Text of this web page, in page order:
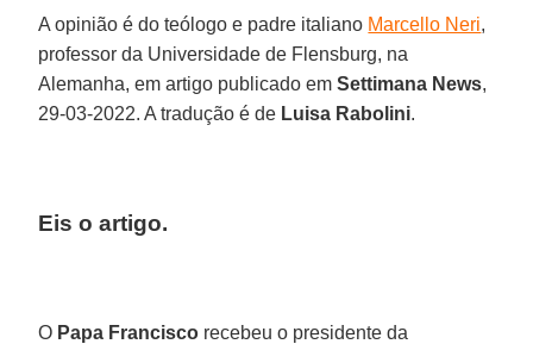
A opinião é do teólogo e padre italiano Marcello Neri,
professor da Universidade de Flensburg, na
Alemanha, em artigo publicado emSettimana News,
29-03-2022. A tradução é de Luisa Rabolini.
Eis o artigo.
O Papa Francisco recebeu o presidente da